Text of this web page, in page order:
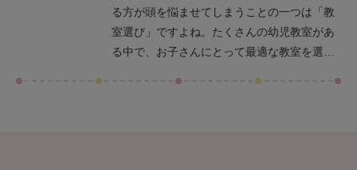
る方はぜひチェックしてみてください。
る方が頭を悩ませてしまうことの一つは「教
室選び」ですよね。たくさんの幼児教室があ
る中で、お子さんにとって最適な教室を選ぶ